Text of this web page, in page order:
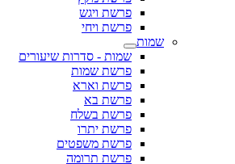
פרשת ויגש
פרשת ויחי
שמות
שמות - סדרות שיעורים
פרשת שמות
פרשת וארא
פרשת בא
פרשת בשלח
פרשת יתרו
פרשת משפטים
פרשת תרומה